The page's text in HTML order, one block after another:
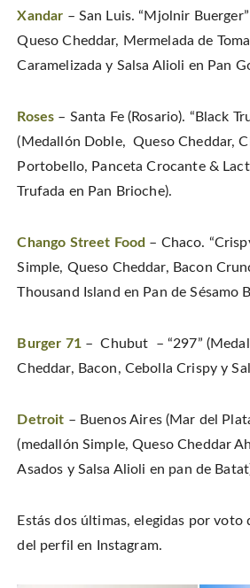
Xandar – San Luis. “Mjolnir
Queso Cheddar, Mermelada de
Caramelizada y Salsa Alioli en Pan
Roses – Santa Fe (Rosario). “Black
(Medallón Doble, Queso Cheddar,
Portobello, Panceta Crocante &
Trufada en Pan Brioche).
Chango Street Food – Chaco.
Simple, Queso Cheddar, Bacon
Thousand Island en Pan de Sésamo
Burger 71 – Chubut – “297”
Cheddar, Bacon, Cebolla Crispy y
Detroit – Buenos Aires (Mar del
(medallón Simple, Queso Cheddar
Asados y Salsa Alioli en pan de
Estás dos últimas, elegidas por voto
del perfil en Instagram.